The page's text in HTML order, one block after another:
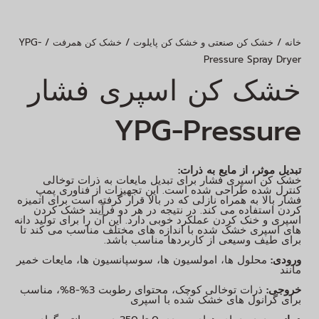
خانه / خشک کن صنعتی و خشک کن پایلوت / خشک کن همرفت
/ YPG-
Pressure Spray Dryer
خشک کن اسپری فشار
YPG-Pressure
تبدیل موثر، از مایع به ذرات:
خشک کن اسپری فشار برای تبدیل مایعات به ذرات توخالی
کنترل شده طراحی شده است. این تجهیزات از فناوری پمپ
فشار بالا به همراه نازلی که در بالا قرار گرفته است برای اتمیزه
کردن استفاده می کند. در نتیجه در هر دو فرآیند خشک کردن
اسپری و خنک کردن عملکرد خوبی دارد. این آن را برای تولید دانه
های اسپری خشک شده با اندازه های مختلف مناسب می کند تا
برای طیف وسیعی از کاربردها مناسب باشد.
ورودی: محلول ها، امولسیون ها، سوسپانسیون ها، مایعات خمیر
مانند
خروجی:
ذرات توخالی کوچک، محتوای رطوبت 3%-8%، مناسب
برای گرانول های خشک شده با اسپری